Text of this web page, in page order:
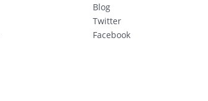
Blog
Twitter
Facebook